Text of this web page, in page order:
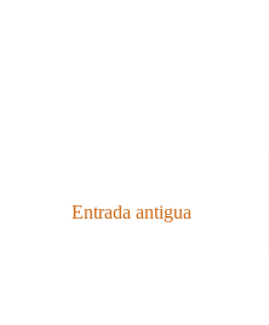
Entrada antigua